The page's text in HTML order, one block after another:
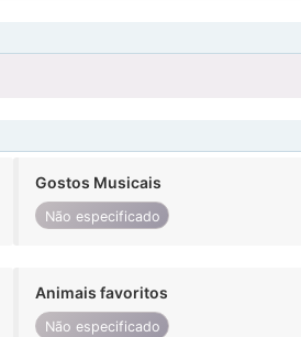
Gostos Musicais
Não especificado
Animais favoritos
Não especificado